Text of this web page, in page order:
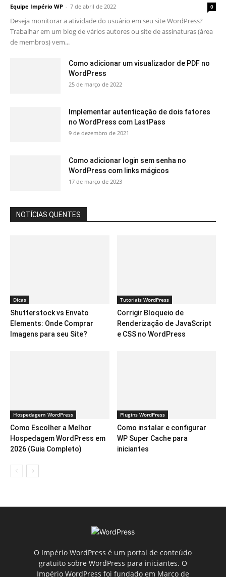
Equipe Império WP - 7 de abril de 2022 0
Deseja monitorar a atividade do usuário em seu site WordPress?
Trabalhar em um blog de vários autores ou site de assinaturas (área
de membros) vem...
Como adicionar um visualizador de PDF no
WordPress
25 de março de 2022
Implementar autenticação de dois fatores
no WordPress com LastPass
9 de dezembro de 2021
Como adicionar login sem senha no
WordPress com links mágicos
17 de março de 2023
NOTÍCIAS QUENTES
Dicas
Shutterstock vs Envato
Elements: Onde Comprar
Imagens para seu Site?
Tutoriais WordPress
Corrigir Bloqueio de
Renderização de JavaScript
e CSS no WordPress
Hospedagem WordPress
Como Escolher a Melhor
Hospedagem WordPress em
2026 (Guia Completo)
Plugins WordPress
Como instalar e configurar
WP Super Cache para
iniciantes
O Império WordPress é um portal de conteúdo
gratuito sobre WordPress para iniciantes. O
Império WordPress foi fundado em Março de